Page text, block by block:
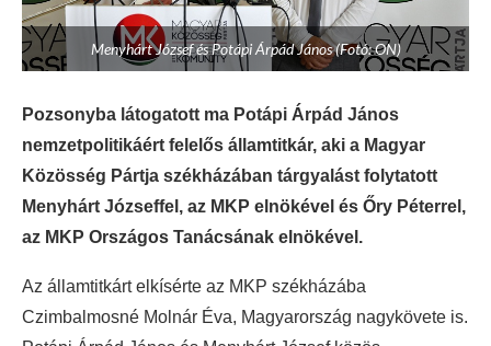
Menyhárt József és Potápi Árpád János (Fotó: ON)
Pozsonyba látogatott ma Potápi Árpád János
nemzetpolitikáért felelős államtitkár, aki a Magyar
Közösség Pártja székházában tárgyalást folytatott
Menyhárt Józseffel, az MKP elnökével és Őry Péterrel,
az MKP Országos Tanácsának elnökével.
Az államtitkárt elkísérte az MKP székházába
Czimbalmosné Molnár Éva, Magyarország nagykövete is.